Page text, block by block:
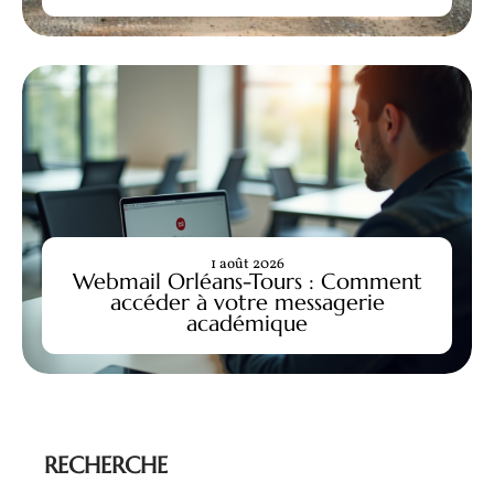
Webmail Orléans-Tours : Comment
accéder à votre messagerie
académique
1 août 2026
RECHERCHE